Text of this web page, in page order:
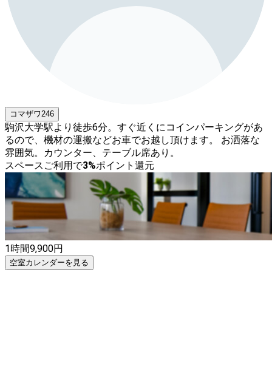
コマザワ246
駒沢大学駅より徒歩6分。すぐ近くにコインパーキングがあ
るので、機材の運搬などお車でお越し頂けます。 お洒落な
雰囲気。カウンター、テーブル席あり。
スペースご利用で3%ポイント還元
1時間9,900円
空室カレンダーを見る